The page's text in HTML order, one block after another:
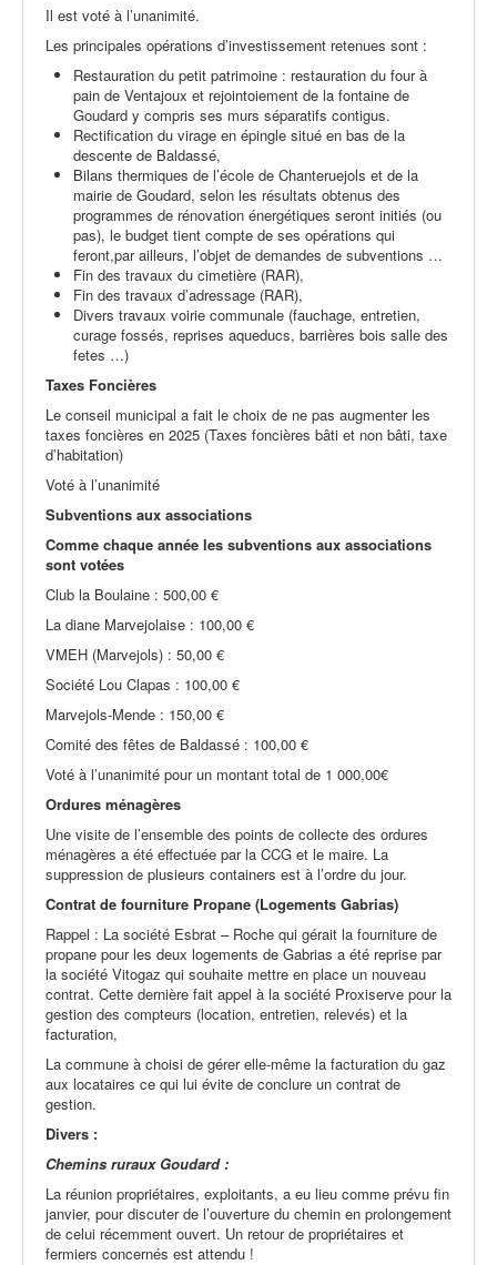
Il est voté à l’unanimité.
Les principales opérations d’investissement retenues sont :
Restauration du petit patrimoine : restauration du four à
pain de Ventajoux et rejointoiement de la fontaine de
Goudard y compris ses murs séparatifs contigus.
Rectification du virage en épingle situé en bas de la
descente de Baldassé,
Bilans thermiques de l’école de Chanteruejols et de la
mairie de Goudard, selon les résultats obtenus des
programmes de rénovation énergétiques seront initiés (ou
pas), le budget tient compte de ses opérations qui
feront,par ailleurs, l’objet de demandes de subventions …
Fin des travaux du cimetière (RAR),
Fin des travaux d’adressage (RAR),
Divers travaux voirie communale (fauchage, entretien,
curage fossés, reprises aqueducs, barrières bois salle des
fetes …)
Taxes Foncières
Le conseil municipal a fait le choix de ne pas augmenter les
taxes foncières en 2025 (Taxes foncières bâti et non bâti, taxe
d’habitation)
Voté à l’unanimité
Subventions aux associations
Comme chaque année les subventions aux associations
sont votées
Club la Boulaine : 500,00 €
La diane Marvejolaise : 100,00 €
VMEH (Marvejols) : 50,00 €
Société Lou Clapas : 100,00 €
Marvejols-Mende : 150,00 €
Comité des fêtes de Baldassé : 100,00 €
Voté à l’unanimité pour un montant total de 1 000,00€
Ordures ménagères
Une visite de l’ensemble des points de collecte des ordures
ménagères a été effectuée par la CCG et le maire. La
suppression de plusieurs containers est à l’ordre du jour.
Contrat de fourniture Propane (Logements Gabrias)
Rappel : La société Esbrat – Roche qui gérait la fourniture de
propane pour les deux logements de Gabrias a été reprise par
la société Vitogaz qui souhaite mettre en place un nouveau
contrat. Cette dernière fait appel à la société Proxiserve pour la
gestion des compteurs (location, entretien, relevés) et la
facturation,
La commune à choisi de gérer elle-même la facturation du gaz
aux locataires ce qui lui évite de conclure un contrat de
gestion.
Divers :
Chemins ruraux Goudard :
La réunion propriétaires, exploitants, a eu lieu comme prévu fin
janvier, pour discuter de l’ouverture du chemin en prolongement
de celui récemment ouvert. Un retour de propriétaires et
fermiers concernés est attendu !